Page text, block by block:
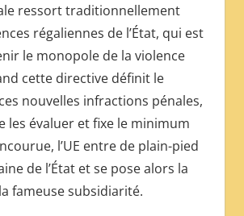
ressort traditionnellement
régaliennes de l’État, qui est
le monopole de la violence
cette directive définit le
nouvelles infractions pénales,
les évaluer et fixe le minimum
l’UE entre de plain-pied
de l’État et se pose alors la
fameuse subsidiarité.